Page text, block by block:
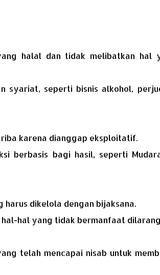
halal dan tidak melibatkan hal
syariat, seperti bisnis alkohol,
karena dianggap eksploitatif.
berbasis bagi hasil, seperti
dikelola dengan bijaksana.
hal-hal yang tidak bermanfaat
telah mencapai nisab untuk